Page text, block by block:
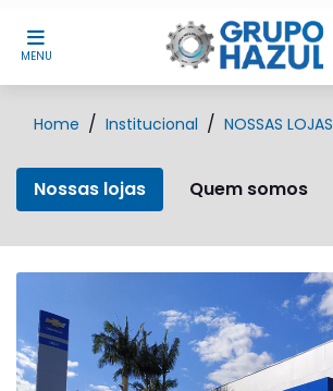
MENU
Home Institucional NOSSAS LOJAS
Quem somos
Nossas lojas